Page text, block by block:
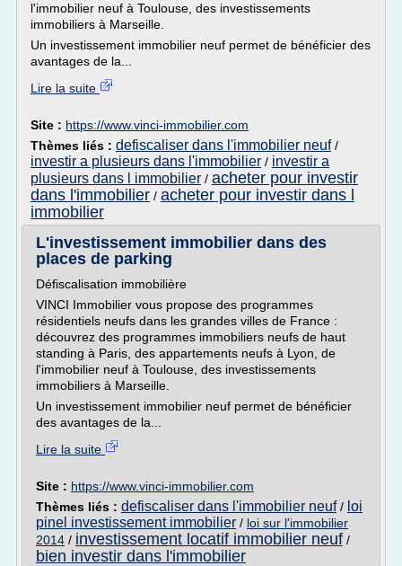
l'immobilier neuf à Toulouse, des investissements
immobiliers à Marseille.
Un investissement immobilier neuf permet de bénéficier des
avantages de la...
Lire la suite
Site : https://www.vinci-immobilier.com
Thèmes liés : defiscaliser dans l'immobilier neuf/
investir a plusieurs dans l'immobilier / investir a
plusieurs dans l immobilier / acheter pour investir
dans l'immobilier / acheter pour investir dans l
immobilier
L'investissement immobilier dans des
places de parking
Défiscalisation immobilière
VINCI Immobilier vous propose des programmes
résidentiels neufs dans les grandes villes de France :
découvrez des programmes immobiliers neufs de haut
standing à Paris, des appartements neufs à Lyon, de
l'immobilier neuf à Toulouse, des investissements
immobiliers à Marseille.
Un investissement immobilier neuf permet de bénéficier
des avantages de la...
Lire la suite
Site : https://www.vinci-immobilier.com
Thèmes liés : defiscaliser dans l'immobilier neuf/ loi
pinel investissement immobilier / loi sur l'immobilier
2014 / investissement locatif immobilier neuf /
bien investir dans l'immobilier